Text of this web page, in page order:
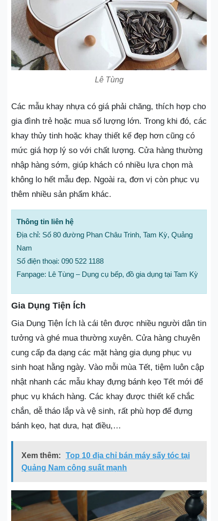
Lê Tùng
Các mẫu khay nhựa có giá phải chăng, thích hợp cho
gia đình trẻ hoặc mua số lượng lớn. Trong khi đó, các
khay thủy tinh hoặc khay thiết kế đẹp hơn cũng có
mức giá hợp lý so với chất lượng. Cửa hàng thường
nhập hàng sớm, giúp khách có nhiều lựa chọn mà
không lo hết mẫu đẹp. Ngoài ra, đơn vị còn phục vụ
thêm nhiều sản phẩm khác.
Thông tin liên hệ
Địa chỉ: Số 80 đường Phan Châu Trinh, Tam Kỳ, Quảng
Nam
Số điện thoại: 090 522 1188
Fanpage: Lê Tùng – Dụng cụ bếp, đồ gia dụng tại Tam Kỳ
Gia Dụng Tiện Ích
Gia Dụng Tiện Ích là cái tên được nhiều người dân tin
tưởng và ghé mua thường xuyên. Cửa hàng chuyên
cung cấp đa dạng các mặt hàng gia dụng phục vụ
sinh hoạt hằng ngày. Vào mỗi mùa Tết, tiệm luôn cập
nhật nhanh các mẫu khay đựng bánh kẹo Tết mới để
phục vụ khách hàng. Các khay được thiết kế chắc
chắn, dễ tháo lắp và vệ sinh, rất phù hợp để đựng
bánh kẹo, hạt dưa, hạt điều,…
Xem thêm:
Top 10 địa chỉ bán máy sấy tóc tại
Quảng Nam công suất mạnh